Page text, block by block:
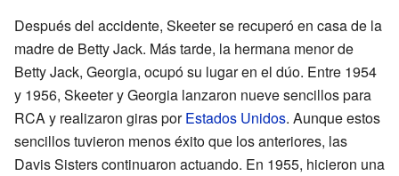
Después del accidente, Skeeter se recuperó en casa de la
madre de Betty Jack. Más tarde, la hermana menor de
Betty Jack, Georgia, ocupó su lugar en el dúo. Entre 1954
y 1956, Skeeter y Georgia lanzaron nueve sencillos para
RCA y realizaron giras porEstados Unidos. Aunque estos
sencillos tuvieron menos éxito que los anteriores, las
Davis Sisters continuaron actuando. En 1955, hicieron una